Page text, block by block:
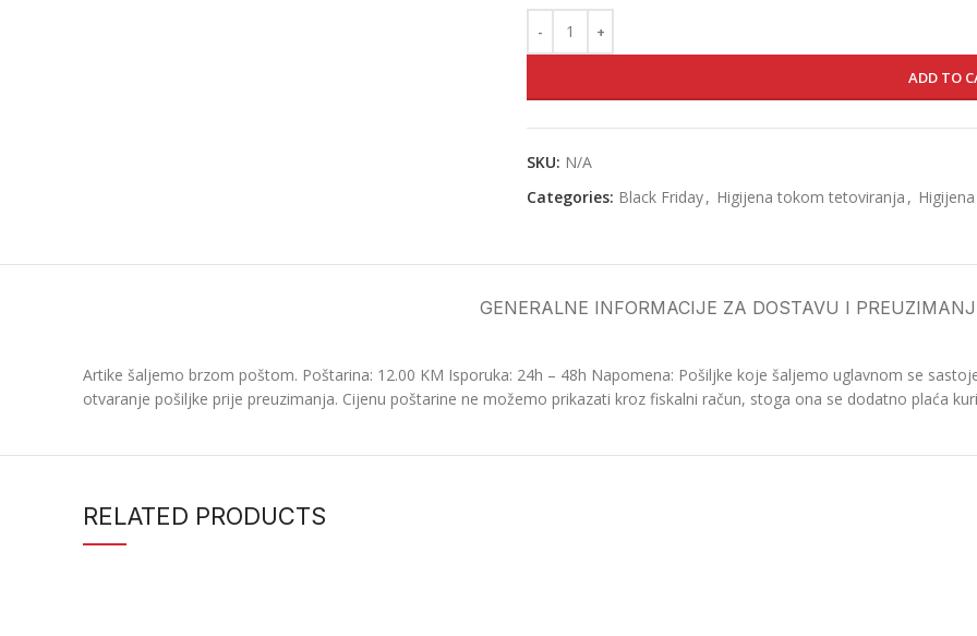
ADD TO
SKU: N/A
Categories: Black Friday, Higijena tokom tetoviranja , Higijena
GENERALNE INFORMACIJE ZA DOSTAVU I
Artike šaljemo brzom poštom. Poštarina: 12.00 KM Isporuka: 24h – 48h Napomena: Pošiljke koje šaljemo uglavnom se
otvaranje pošiljke prije preuzimanja. Cijenu poštarine ne možemo prikazati kroz fiskalni račun, stoga ona se dodatno plaća
RELATED PRODUCTS